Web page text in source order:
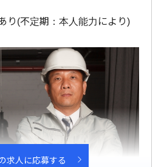
り(不定期：本人能力により)
求人に応募する